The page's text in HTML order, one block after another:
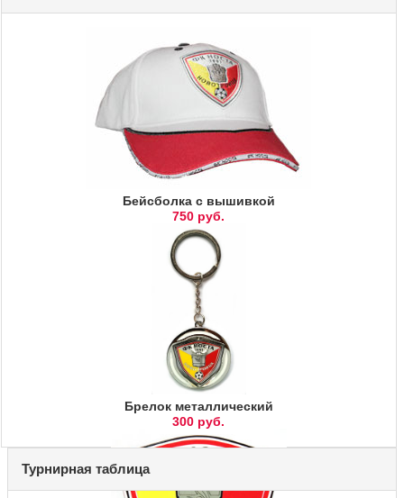
Бейсболка с вышивкой
750 руб.
Брелок металлический
300 руб.
Турнирная таблица